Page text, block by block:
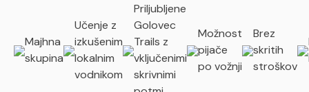
Majhna
skupina
Učenje z
izkušenim
lokalnim
vodnikom
Priljubljene
Golovec
Trails z
vključenimi
skrivnimi
Možnost
pijače
po vožnji
Brez
skritih
stroškov